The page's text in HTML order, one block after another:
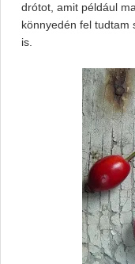
drótot, amit például
könnyedén fel tudtam
is.